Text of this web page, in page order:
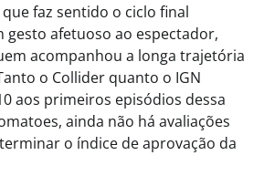
faz sentido o ciclo final
afetuoso ao espectador,
acompanhou a longa trajetória
o Collider quanto o IGN
aos primeiros episódios dessa
ainda não há avaliações
o índice de aprovação da